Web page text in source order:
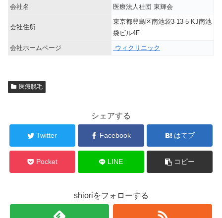
会社名 医療法人社団 東輝会
会社住所
東京都豊島区南池袋3-13-5 KJ南池
袋ビル4F
会社ホームページ
ウィクリニック
医療脱毛
シェアする
Twitter Facebook はてブ
Pocket LINE コピー
shioriをフォローする